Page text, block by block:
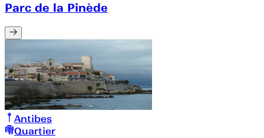
Parc de la Pinède
Antibes
Quartier